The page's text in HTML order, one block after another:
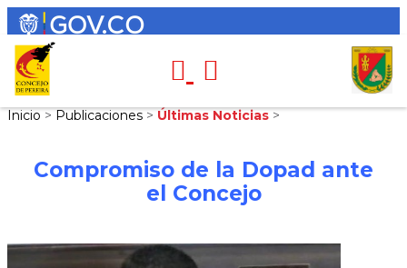
Inicio > Publicaciones > Últimas Noticias >
Compromiso de la Dopad ante
el Concejo